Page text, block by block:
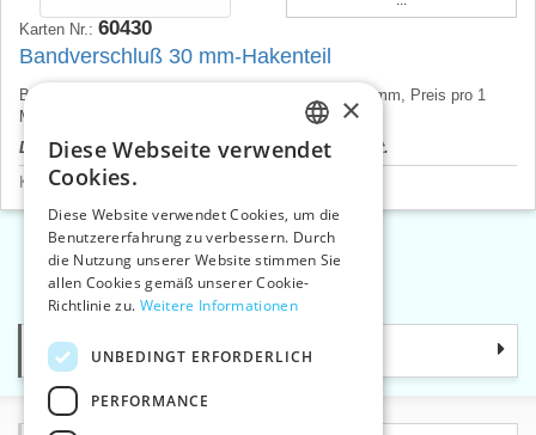
Karten Nr.: 60430
Bandverschluß 30 mm-Hakenteil
Bandverschluß Hakenteil, 25 m Scheibe, Breite 30 mm, Preis pro 1
Meter.
Der Produktpreis wird nach dem Login angezeigt.
Klettverschlüsse>
2
Kategorie
CZECH
ENGLISH
×
Diese Webseite verwendet
Cookies.
Diese Website verwendet Cookies, um die
Benutzererfahrung zu verbessern. Durch
die Nutzung unserer Website stimmen Sie
allen Cookies gemäß unserer Cookie-
Richtlinie zu. Weitere Informationen
UNBEDINGT ERFORDERLICH
PERFORMANCE